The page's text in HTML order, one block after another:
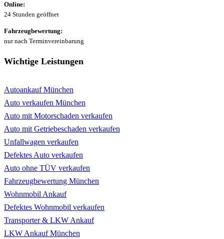
Online:
24 Stunden geöffnet
Fahrzeugbewertung:
nur nach Terminvereinbarung
Wichtige Leistungen
Autoankauf München
Auto verkaufen München
Auto mit Motorschaden verkaufen
Auto mit Getriebeschaden verkaufen
Unfallwagen verkaufen
Defektes Auto verkaufen
Auto ohne TÜV verkaufen
Fahrzeugbewertung München
Wohnmobil Ankauf
Defektes Wohnmobil verkaufen
Transporter & LKW Ankauf
LKW Ankauf München